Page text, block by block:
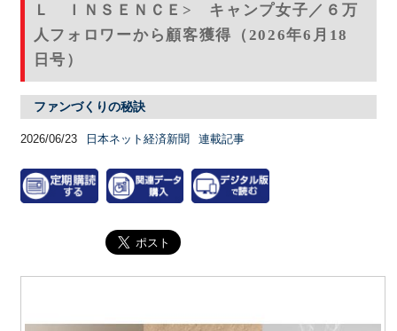
Ｌ ＩＮＳＥＮＣＥ> キャンプ女子／６万
人フォロワーから顧客獲得（2026年6月18
日号）
ファンづくりの秘訣
2026/06/23 日本ネット経済新聞 連載記事